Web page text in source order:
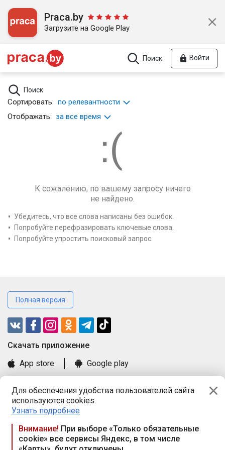
Для обеспечения удобства пользователей сайта
используются cookies.
Узнать подробнее
Внимание! При выборе «Только обязательные
cookie» все сервисы Яндекс, в том числе
Praca.by
Загрузите на Google Play
Поиск Войти
Поиск
Сортировать: по релевантности
Отображать: за все время
К сожалению, по вашему запросу ничего
не найдено.
Убедитесь, что все слова написаны без ошибок.
Попробуйте перефразировать ключевые слова.
Попробуйте упростить поисковый запрос.
Полная версия
Cкачать приложение
App store
Google play
Книга замечаний и предложений
Правила и документы
Praca.by © 2000—2026, ООО «ПРАЦА БАЙ»
Республика Беларусь, 220114, г. Минск, пр-т Независимости
117а, пом. № 9.